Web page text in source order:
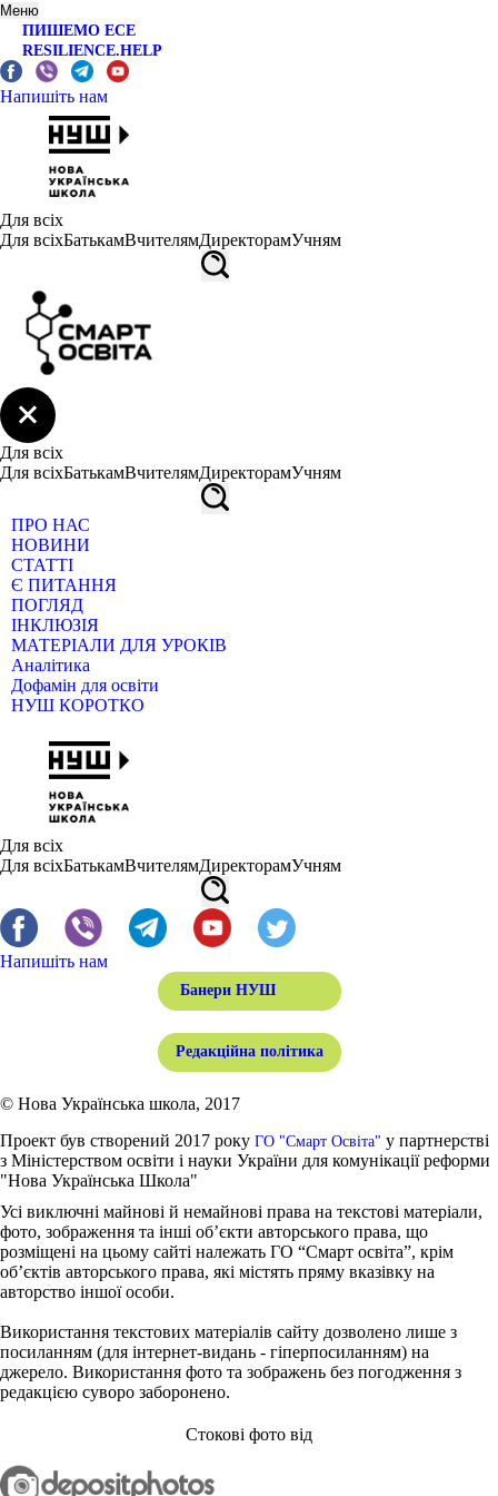
Меню
ПИШЕМО ЕСЕ
RESILIENCE.HELP
Напишіть нам
Для всіх
Для всіхБатькамВчителямДиректорамУчням
Для всіх
Для всіхБатькамВчителямДиректорамУчням
ПРО НАС
НОВИНИ
СТАТТІ
Є ПИТАННЯ
ПОГЛЯД
ІНКЛЮЗІЯ
МАТЕРІАЛИ ДЛЯ УРОКІВ
Аналітика
Дофамін для освіти
НУШ КОРОТКО
Для всіх
Для всіхБатькамВчителямДиректорамУчням
Напишіть нам
Банери НУШ
Редакційна політика
© Нова Українська школа, 2017
Проект був створений 2017 року ГО "Смарт Освіта" у партнерстві
з Міністерством освіти і науки України для комунікації реформи
"Нова Українська Школа"
Усі виключні майнові й немайнові права на текстові матеріали,
фото, зображення та інші об’єкти авторського права, що
розміщені на цьому сайті належать ГО “Смарт освіта”, крім
об’єктів авторського права, які містять пряму вказівку на
авторство іншої особи.
Використання текстових матеріалів сайту дозволено лише з
посиланням (для інтернет-видань - гіперпосиланням) на
джерело. Використання фото та зображень без погодження з
редакцією суворо заборонено.
Стокові фото від